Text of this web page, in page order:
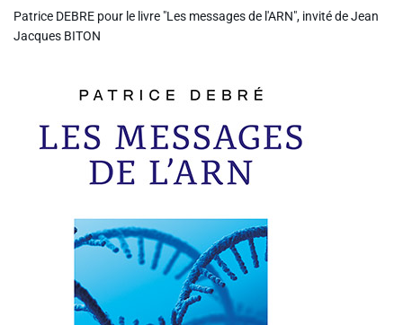
RCN Soutiens
MEDIAS
Photos
Vidéos / Clips
Ecrire à RCN
Liens utiles
Shabbat Project
Patrice DEBRE pour le livre "Les messages de l'ARN", invité de Jean
Jacques BITON